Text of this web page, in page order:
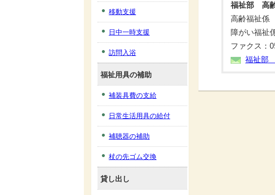
福祉部 高
高齢福祉係
障がい福祉
ファクス：
福祉部
移動支援
日中一時支援
訪問入浴
福祉用具の補助
補装具費の支給
日常生活用具の給付
補聴器の補助
杖の先ゴム交換
貸し出し